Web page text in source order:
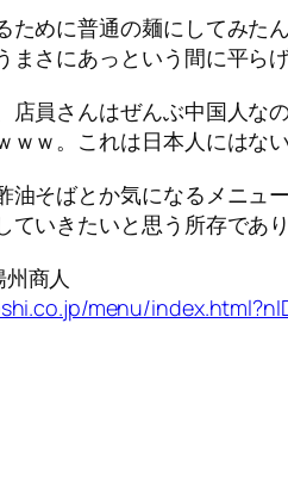
めに普通の麺にしてみた
さにあっという間に平ら
員さんはぜんぶ中国人
ｗ。これは日本人にはな
そばとか気になるメニュ
いきたいと思う所存であり
商人
menu/